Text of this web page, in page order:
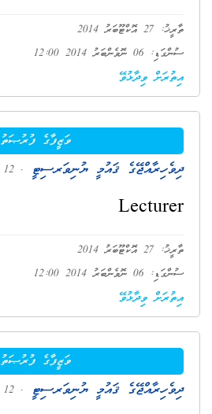
ތާރީޚު: 27 އޮކްޓޫބަރު 2014
ސުންގަޑި: 06 ނޮވެންބަރު 2014 12:00
އިތުރަށް ވިދާޅުވޭ
ވަޒީފާގެ ފުރުޞަތު
ދިވެހިރާއްޖޭގެ ޤައުމީ ޔުނިވަރސިޓީ . 12 އަހަރު ކުރިން
Lecturer
ތާރީޚު: 27 އޮކްޓޫބަރު 2014
ސުންގަޑި: 06 ނޮވެންބަރު 2014 12:00
އިތުރަށް ވިދާޅުވޭ
ވަޒީފާގެ ފުރުޞަތު
ދިވެހިރާއްޖޭގެ ޤައުމީ ޔުނިވަރސިޓީ . 12 އަހަރު ކުރިން